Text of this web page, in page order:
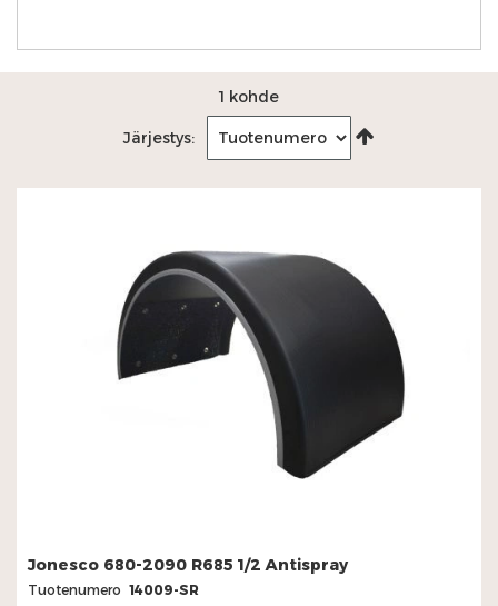
1 kohde
Järjestys:
Jonesco 680-2090 R685 1/2 Antispray
Tuotenumero 14009-SR